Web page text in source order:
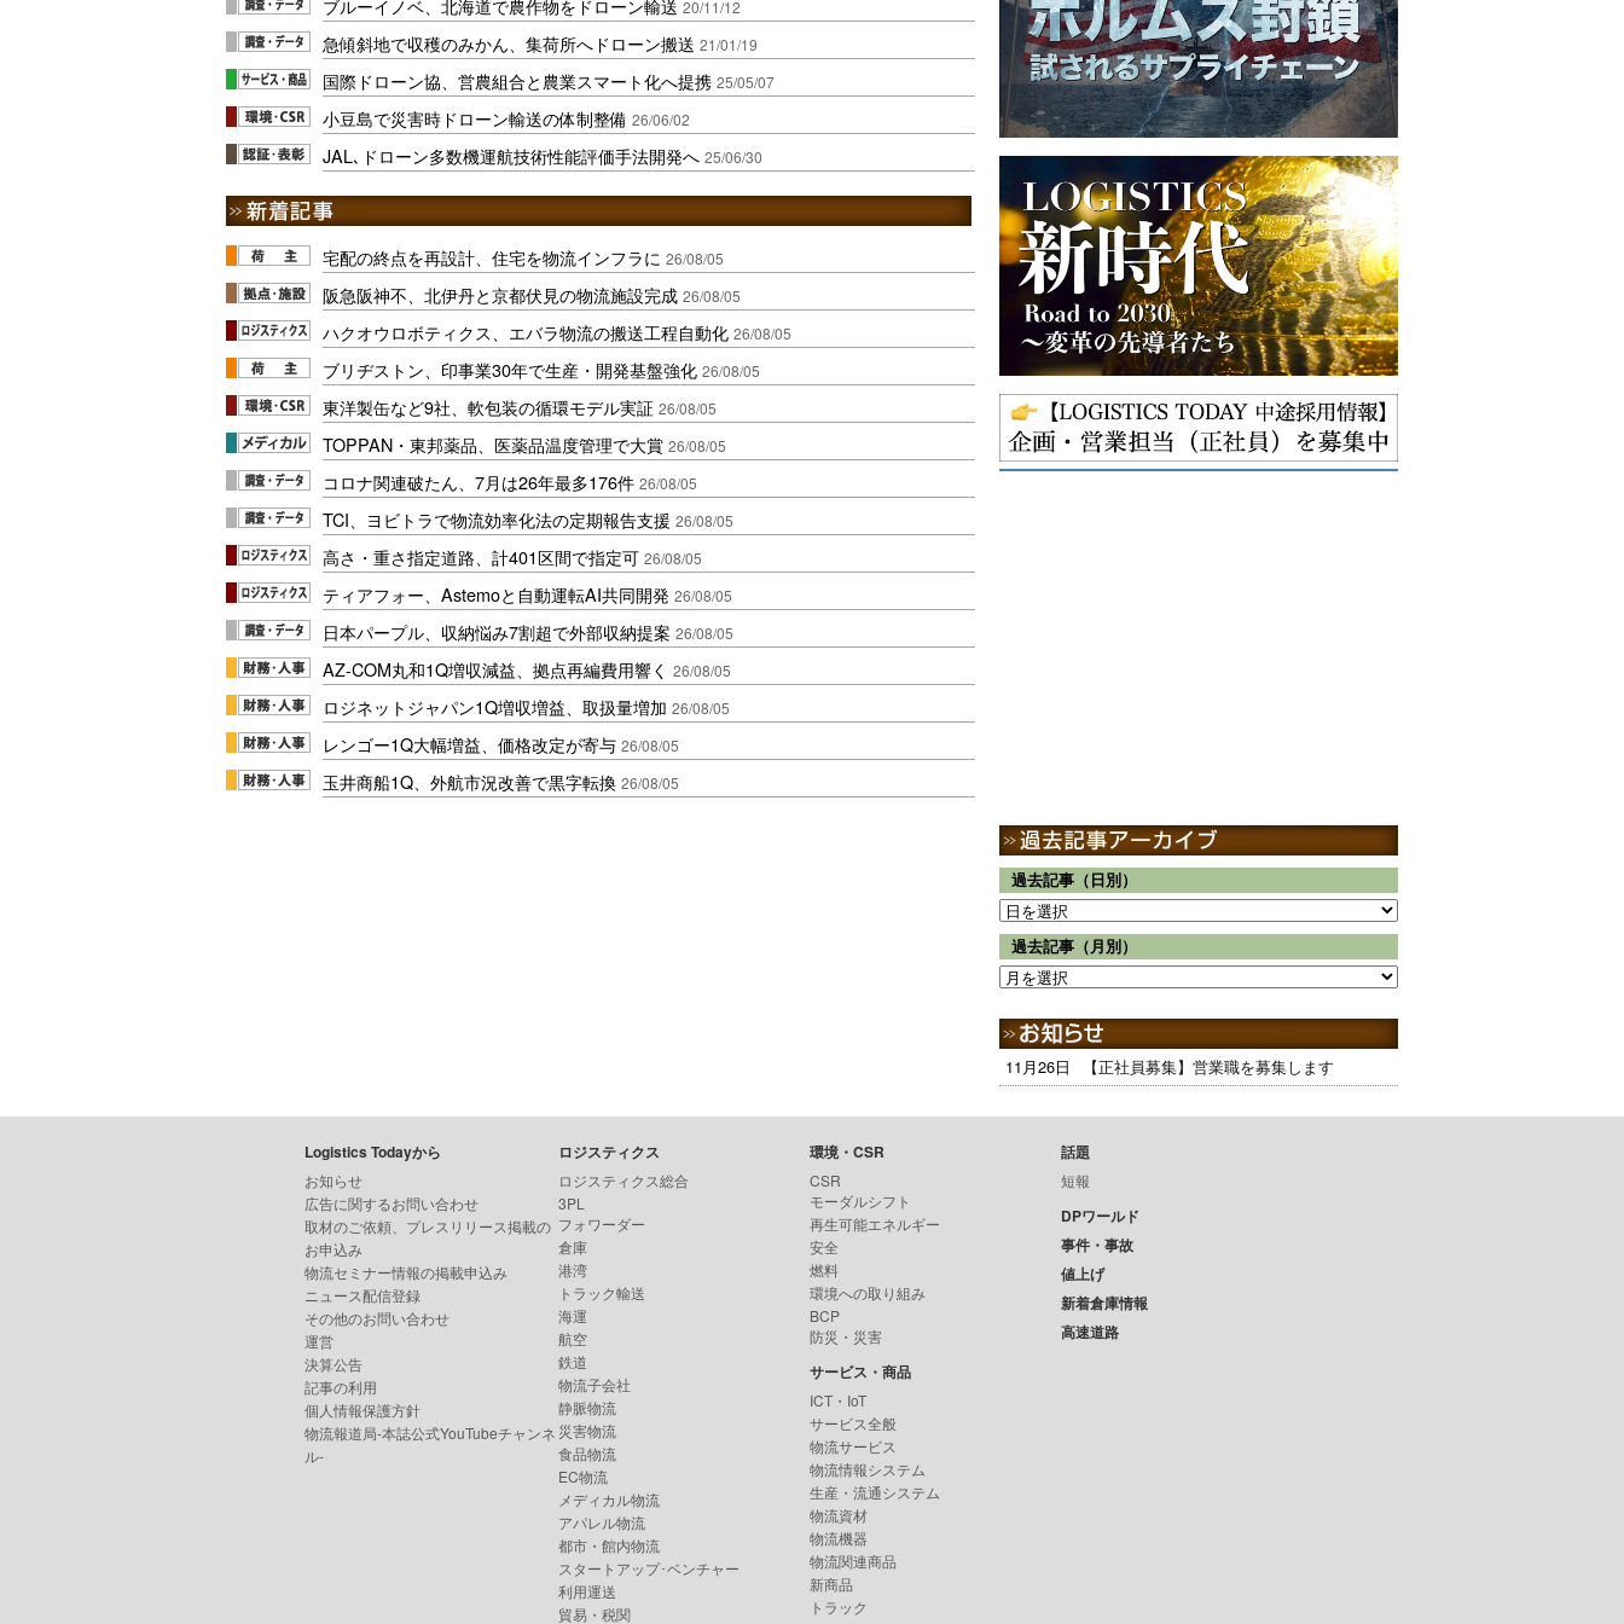
ブルーイノベ、北海道で農作物をドローン輸送 20/11/12
急傾斜地で収穫のみかん、集荷所へドローン搬送 21/01/19
国際ドローン協、営農組合と農業スマート化へ提携 25/05/07
小豆島で災害時ドローン輸送の体制整備 26/06/02
JAL､ドローン多数機運航技術性能評価手法開発へ 25/06/30
宅配の終点を再設計、住宅を物流インフラに 26/08/05
阪急阪神不、北伊丹と京都伏見の物流施設完成 26/08/05
ハクオウロボティクス、エバラ物流の搬送工程自動化 26/08/05
ブリヂストン、印事業30年で生産・開発基盤強化 26/08/05
東洋製缶など9社、軟包装の循環モデル実証 26/08/05
TOPPAN・東邦薬品、医薬品温度管理で大賞 26/08/05
コロナ関連破たん、7月は26年最多176件 26/08/05
TCI、ヨビトラで物流効率化法の定期報告支援 26/08/05
高さ・重さ指定道路、計401区間で指定可 26/08/05
ティアフォー、Astemoと自動運転AI共同開発 26/08/05
日本パープル、収納悩み7割超で外部収納提案 26/08/05
AZ-COM丸和1Q増収減益、拠点再編費用響く 26/08/05
ロジネットジャパン1Q増収増益、取扱量増加 26/08/05
レンゴー1Q大幅増益、価格改定が寄与 26/08/05
玉井商船1Q、外航市況改善で黒字転換 26/08/05
過去記事（日別）
過去記事（月別）
11月26日 【正社員募集】営業職を募集します
Logistics Todayから
お知らせ
広告に関するお問い合わせ
取材のご依頼、プレスリリース掲載の
お申込み
物流セミナー情報の掲載申込み
ニュース配信登録
その他のお問い合わせ
運営
決算公告
記事の利用
個人情報保護方針
物流報道局-本誌公式YouTubeチャンネ
ル-
ロジスティクス
ロジスティクス総合
3PL
フォワーダー
倉庫
港湾
トラック輸送
海運
航空
鉄道
物流子会社
静脈物流
災害物流
食品物流
EC物流
メディカル物流
アパレル物流
都市・館内物流
スタートアップ･ベンチャー
利用運送
貿易・税関
環境・CSR
CSR
モーダルシフト
再生可能エネルギー
安全
燃料
環境への取り組み
BCP
防災・災害
サービス・商品
ICT・IoT
サービス全般
物流サービス
物流情報システム
生産・流通システム
物流資材
物流機器
物流関連商品
新商品
トラック
話題
短報
DPワールド
事件・事故
値上げ
新着倉庫情報
高速道路